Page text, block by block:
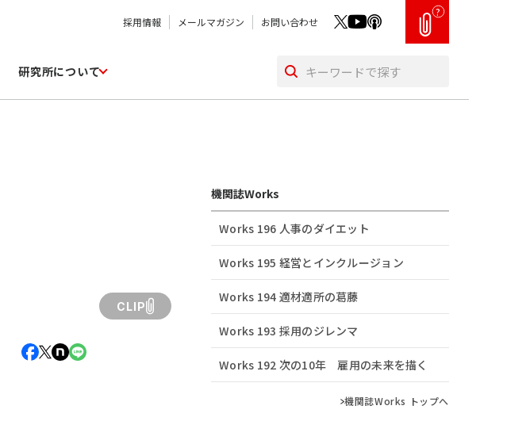
採用情報 メールマガジン お問い合わせ
?
研究所について
CLIP
機関誌Works
Works 196 人事のダイエット
Works 195 経営とインクルージョン
Works 194 適材適所の葛󠄀藤
Works 193 採用のジレンマ
Works 192 次の10年 雇用の未来を描く
機関誌Works トップへ